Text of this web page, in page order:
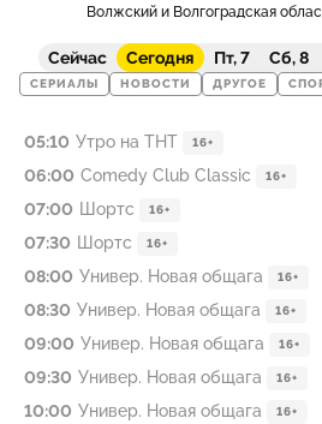
Волжский и Волгоградская
Сейчас Сегодня Пт, 7 Сб, 8
СЕРИАЛЫ НОВОСТИ ДРУГОЕ
05:10 Утро на ТНТ 16+
06:00 Comedy Club Classic 16+
07:00 Шортс 16+
07:30 Шортс 16+
08:00 Универ. Новая общага 16+
08:30 Универ. Новая общага 16+
09:00 Универ. Новая общага 16+
09:30 Универ. Новая общага 16+
10:00 Универ. Новая общага 16+